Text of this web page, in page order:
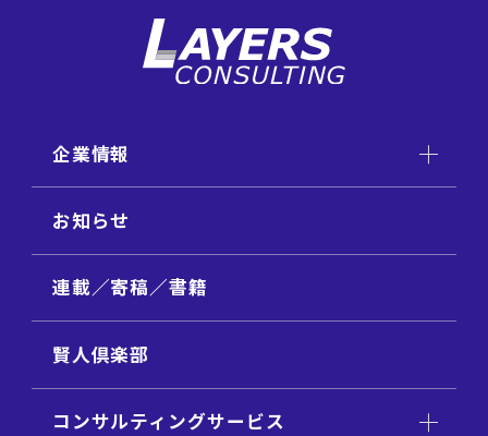
企業情報
お知らせ
連載／寄稿／書籍
賢人倶楽部
コンサルティングサービス